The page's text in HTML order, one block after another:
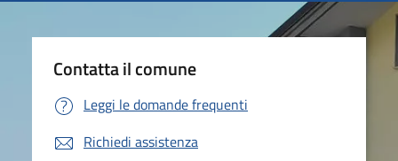
Contatta il comune
Leggi le domande frequenti
Richiedi assistenza